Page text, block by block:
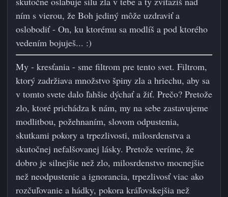
ním s vierou, že Boh jediný môže uzdraviť a
oslobodiť - On, ku ktorému sa modlíš a pod ktorého
vedením bojuješ... :)
My - kresťania - sme filtrom pre tento svet. Filtrom,
ktorý zadržiava množstvo špiny zla a hriechu, aby sa
v tomto svete dalo ľahšie dýchať a žiť. Prečo? Pretože
zlo, ktoré prichádza k nám, my na sebe zastavujeme
modlitbou, požehnaním, slovom odpustenia,
skutkami pokory a trpezlivosti, milosrdenstva a
skutočnej nefalšovanej lásky. Pretože veríme, že
dobro je silnejšie než zlo, milosrdenstvo mocnejšie
než neodpustenie a ignorancia, trpezlivosť viac ako
rozčuľovanie a hádky, pokora kráľovskejšia než